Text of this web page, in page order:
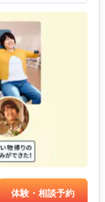
体験・相談予約